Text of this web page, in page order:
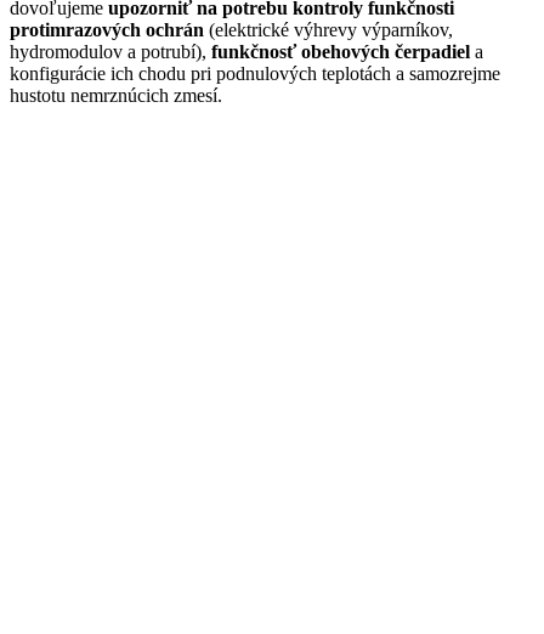
dovoľujeme upozorniť na potrebu kontroly funkčnosti
protimrazových ochrán (elektrické výhrevy výparníkov,
hydromodulov a potrubí), funkčnosť obehových čerpadiel a
konfigurácie ich chodu pri podnulových teplotách a samozrejme
hustotu nemrznúcich zmesí.